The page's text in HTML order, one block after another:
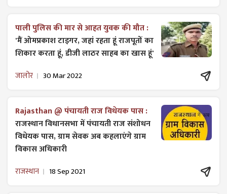
पाली पुलिस की मार से आहत युवक की मौत :
'मैं ओमप्रकाश टाइगर, जहां रहता हूं राजपूतों का
शिकार करता हूं, डीजी लाठर साहब का खास हूं'
जालोर 30 Mar 2022
Rajasthan @ पंचायती राज विधेयक पास :
राजस्थान विधानसभा में पंचायती राज ​संशोधन
विधेयक पास, ग्राम सेवक अब कहलाएंगे ग्राम
विकास अधिकारी
राजस्थान 18 Sep 2021